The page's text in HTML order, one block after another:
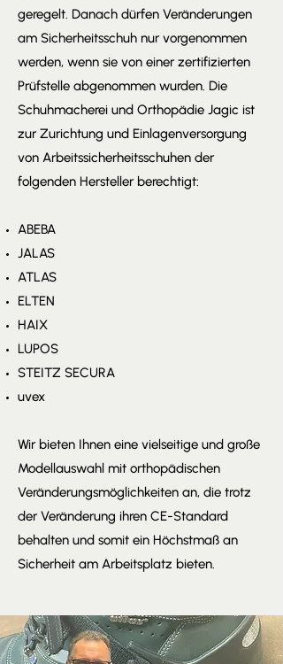
geregelt. Danach dürfen Veränderungen
am Sicherheitsschuh nur vorgenommen
werden, wenn sie von einer zertifizierten
Prüfstelle abgenommen wurden. Die
Schuhmacherei und Orthopädie Jagic ist
zur Zurichtung und Einlagenversorgung
von Arbeitssicherheitsschuhen der
folgenden Hersteller berechtigt:
ABEBA
JALAS
ATLAS
ELTEN
HAIX
LUPOS
STEITZ SECURA
uvex
Wir bieten Ihnen eine vielseitige und große
Modellauswahl mit orthopädischen
Veränderungsmöglichkeiten an, die trotz
der Veränderung ihren CE-Standard
behalten und somit ein Höchstmaß an
Sicherheit am Arbeitsplatz bieten.